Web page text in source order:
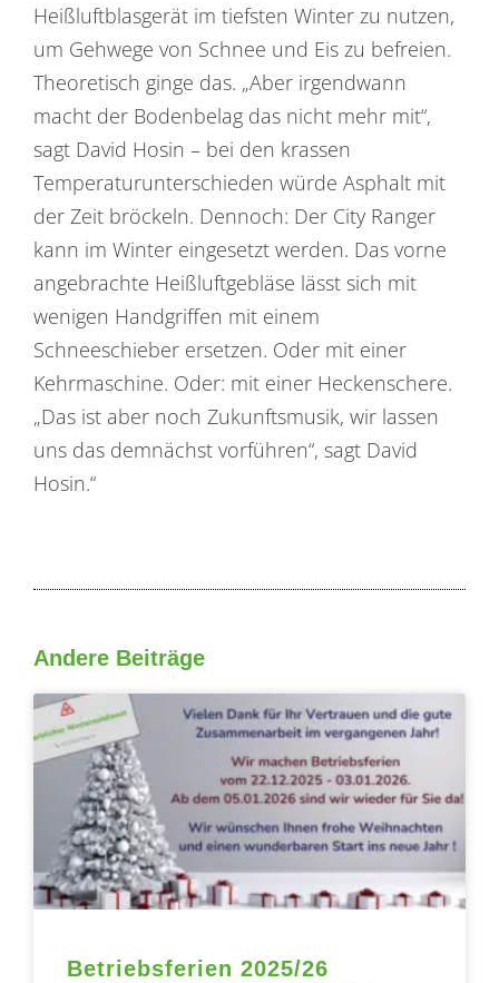
Heißluftblasgerät im tiefsten Winter zu nutzen,
um Gehwege von Schnee und Eis zu befreien.
Theoretisch ginge das. „Aber irgendwann
macht der Bodenbelag das nicht mehr mit“,
sagt David Hosin – bei den krassen
Temperaturunterschieden würde Asphalt mit
der Zeit bröckeln. Dennoch: Der City Ranger
kann im Winter eingesetzt werden. Das vorne
angebrachte Heißluftgebläse lässt sich mit
wenigen Handgriffen mit einem
Schneeschieber ersetzen. Oder mit einer
Kehrmaschine. Oder: mit einer Heckenschere.
„Das ist aber noch Zukunftsmusik, wir lassen
uns das demnächst vorführen“, sagt David
Hosin.“
Andere Beiträge
Betriebsferien 2025/26
SeiteSeiteSeite
SeiteSeite